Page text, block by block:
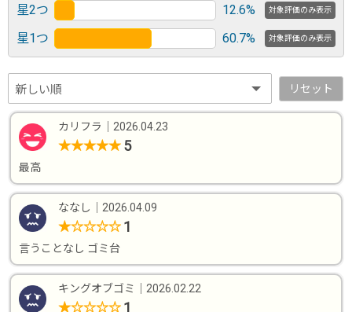
星2つ 12.6% 対象評価のみ表示
星1つ 60.7% 対象評価のみ表示
リセット
カリフラ 2026.04.23
★★★★★ 5
最高
ななし 2026.04.09
★☆☆☆☆ 1
言うことなし ゴミ台
キングオブゴミ 2026.02.22
★☆☆☆☆ 1